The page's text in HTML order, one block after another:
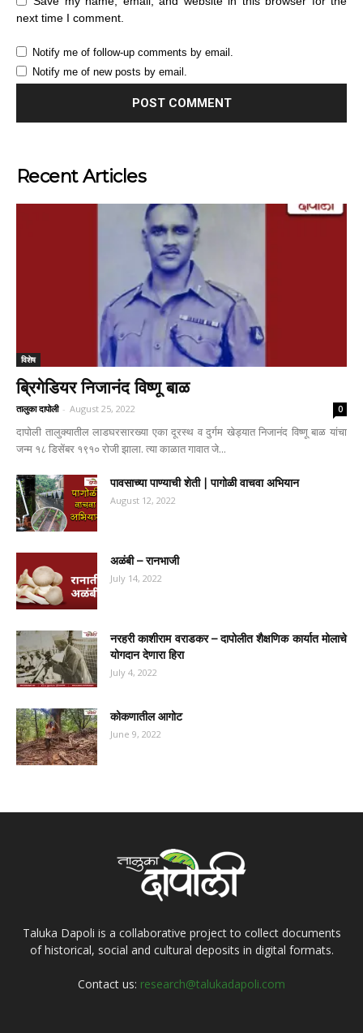
next time I comment.
Notify me of follow-up comments by email.
Notify me of new posts by email.
Recent Articles
विशेष
ब्रिगेडियर निजानंद विष्णू बाळ
तालुका दापोली - August 25, 2022 0
दापोली तालुक्यातील लाडघरसारख्या एका दूरस्थ व दुर्गम खेड्यात निजानंद विष्णू बाळ यांचा
जन्म १८ डिसेंबर १९१० रोजी झाला. त्या काळात गावात जे...
पावसाच्या पाण्याची शेती | पागोळी वाचवा अभियान
August 12, 2022
अळंबी – रानभाजी
July 14, 2022
नरहरी काशीराम वराडकर – दापोलीत शैक्षणिक कार्यात मोलाचे
योगदान देणारा हिरा
July 4, 2022
कोकणातील आगोट
June 9, 2022
Taluka Dapoli is a collaborative project to collect documents
of historical, social and cultural deposits in digital formats.
Contact us: research@talukadapoli.com